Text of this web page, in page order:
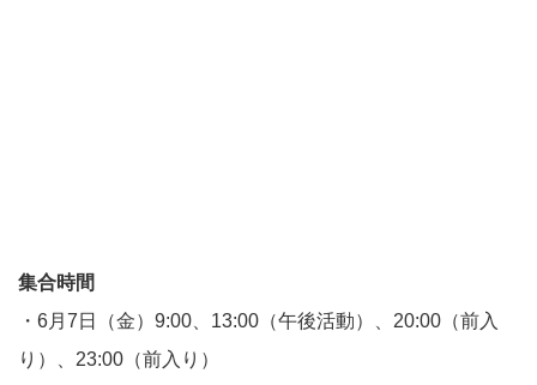
集合時間
・6月7日（金）9:00、13:00（午後活動）、20:00（前入
り）、23:00（前入り）